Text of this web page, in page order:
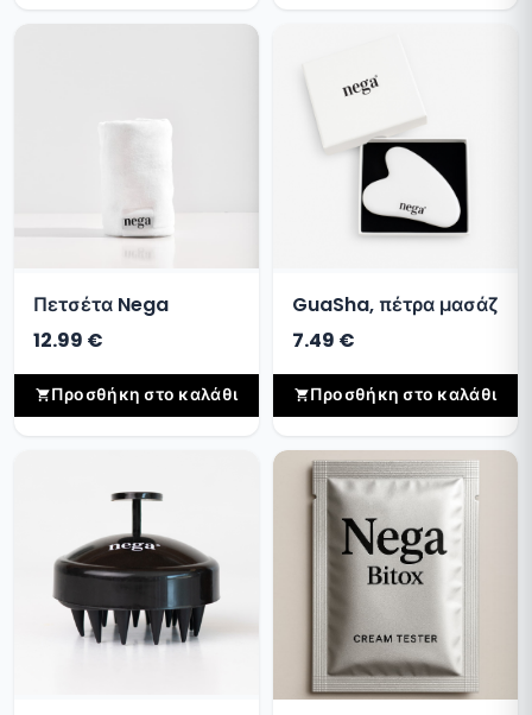
Πετσέτα Nega
12.99 €
Προσθήκη στο καλάθι
GuaSha, πέτρα μασάζ
7.49 €
Προσθήκη στο καλάθι